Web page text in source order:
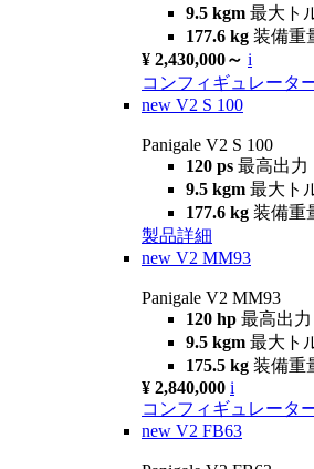
9.5 kgm 最大ト
177.6 kg 装備重
¥ 2,430,000～ i
コンフィギュレータ
new V2 S 100
Panigale V2 S 100
120 ps 最高出力
9.5 kgm 最大ト
177.6 kg 装備重
製品詳細
new V2 MM93
Panigale V2 MM93
120 hp 最高出力
9.5 kgm 最大ト
175.5 kg 装備重
¥ 2,840,000 i
コンフィギュレータ
new V2 FB63